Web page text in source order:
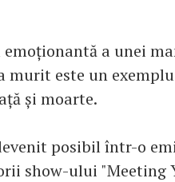
emoționantă a unei
murit este un
și moarte.
posibil într-o
show-ului "Meeting